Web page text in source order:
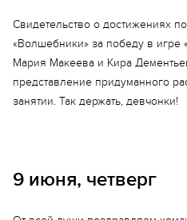
Свидетельство о достижениях
«Волшебники» за победу в игре
Мария Макеева и Кира
представление придуманного
занятии. Так держать, девчонки!
9 июня, четверг